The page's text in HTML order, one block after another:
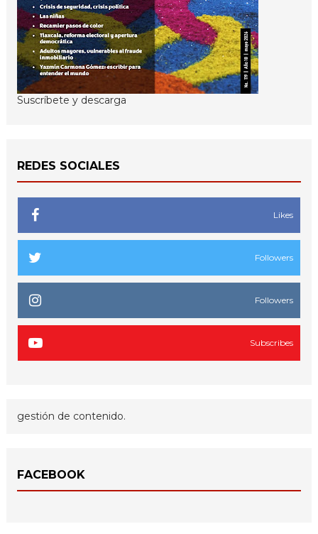
Suscríbete y descarga
REDES SOCIALES
Likes
Followers
Followers
Subscribes
gestión de contenido.
FACEBOOK